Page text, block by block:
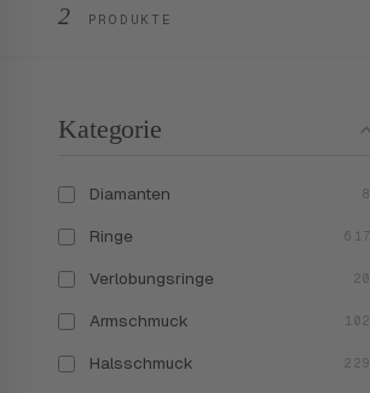
2 PRODUKTE
Kategorie
Diamanten 8
Ringe 617
Verlobungsringe 20
Armschmuck 102
Halsschmuck 229